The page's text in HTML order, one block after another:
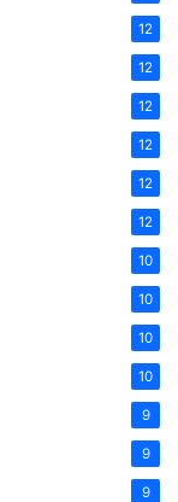
12
12
12
12
12
12
10
10
10
10
9
9
9